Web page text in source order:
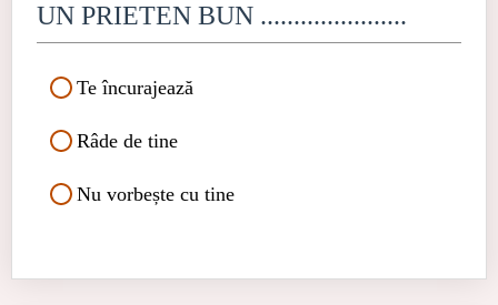
UN PRIETEN BUN ......................
Te încurajează
Râde de tine
Nu vorbește cu tine